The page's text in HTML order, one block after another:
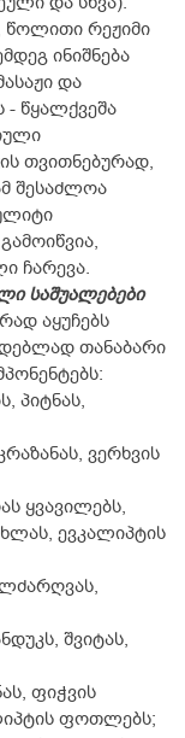
წოლითი რეჟიმი
ინიშნება
და
წყალქვეშა
თვითნებურად,
შესაძლოა
ჩარევა.
საშუალებები
აყუჩებს
თანაბარი
პიტნას,
ვერხვის
ყვავილებს,
ევკალიპტის
შვიტას,
ფიჭვის
ფოთლებს;